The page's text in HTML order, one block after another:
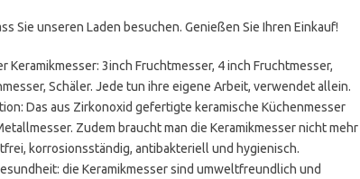
Sie unseren Laden besuchen. Genießen Sie Ihren Einkauf!
Keramikmesser: 3inch Fruchtmesser, 4 inch Fruchtmesser,
Schäler. Jede tun ihre eigene Arbeit, verwendet allein.
Das aus Zirkonoxid gefertigte keramische Küchenmesser
Zudem braucht man die Keramikmesser nicht mehr
korrosionsständig, antibakteriell und hygienisch.
die Keramikmesser sind umweltfreundlich und